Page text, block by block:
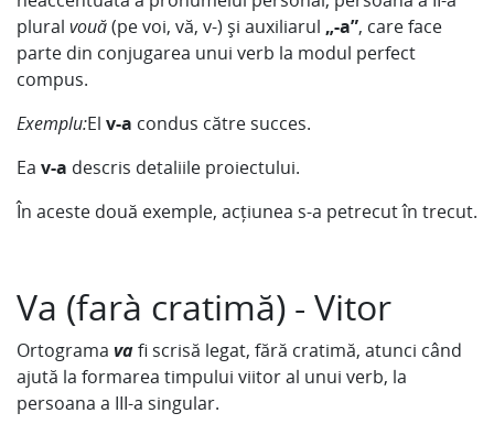
plural vouă(pe voi, vă, v-) și auxiliarul „-a”, care face
parte din conjugarea unui verb la modul perfect
compus.
Exemplu:El v-a condus către succes.
Ea v-a descris detaliile proiectului.
În aceste două exemple, acțiunea s-a petrecut în trecut.
Va (farà cratimă) - Vitor
Ortograma vafi scrisă legat, fără cratimă, atunci când
ajută la formarea timpului viitor al unui verb, la
persoana a III-a singular.